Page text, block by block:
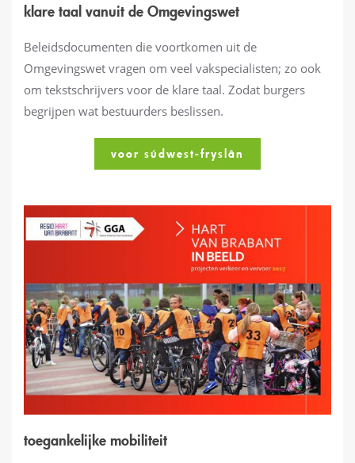
klare taal vanuit de Omgevingswet
Beleidsdocumenten die voortkomen uit de
Omgevingswet vragen om veel vakspecialisten; zo ook
om tekstschrijvers voor de klare taal. Zodat burgers
begrijpen wat bestuurders beslissen.
voor súdwest-fryslân
toegankelijke mobiliteit